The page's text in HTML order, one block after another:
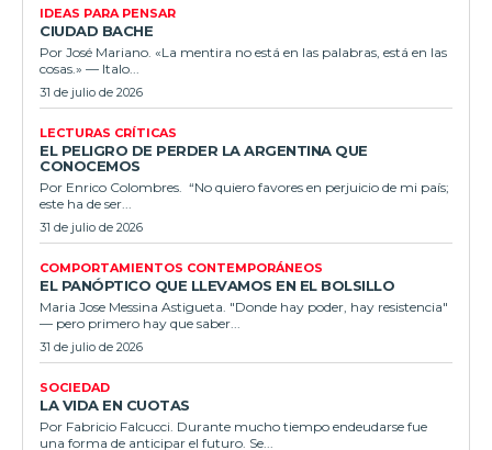
IDEAS PARA PENSAR
CIUDAD BACHE
Por José Mariano. «La mentira no está en las palabras, está en las
cosas.» — Italo...
31 de julio de 2026
LECTURAS CRÍTICAS
EL PELIGRO DE PERDER LA ARGENTINA QUE
CONOCEMOS
Por Enrico Colombres. “No quiero favores en perjuicio de mi país;
este ha de ser...
31 de julio de 2026
COMPORTAMIENTOS CONTEMPORÁNEOS
EL PANÓPTICO QUE LLEVAMOS EN EL BOLSILLO
Maria Jose Messina Astigueta. "Donde hay poder, hay resistencia"
— pero primero hay que saber...
31 de julio de 2026
SOCIEDAD
LA VIDA EN CUOTAS
Por Fabricio Falcucci. Durante mucho tiempo endeudarse fue
una forma de anticipar el futuro. Se...